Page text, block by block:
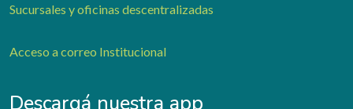
Sucursales y oficinas descentralizadas
Acceso a correo Institucional